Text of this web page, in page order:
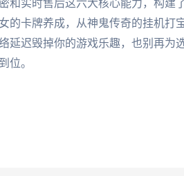
和实时售后这六大核心能力，构
的卡牌养成，从神鬼传奇的挂机打
延迟毁掉你的游戏乐趣，也别再为
位。